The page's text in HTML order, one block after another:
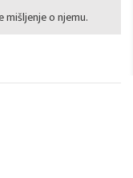
mišljenje o njemu.